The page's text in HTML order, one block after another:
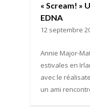
« Scream! »
EDNA
12 septembre
Annie Major-
estivales en
avec le
un ami